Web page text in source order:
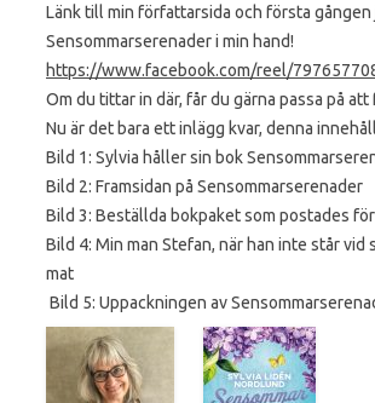
Länk till min författarsida och första gången
Sensommarserenader i min hand!
https://www.facebook.com/reel/
Om du tittar in där, får du gärna passa på att
Nu är det bara ett inlägg kvar, denna
Bild 1: Sylvia håller sin bok
Bild 2: Framsidan på Sensommarserenader
Bild 3: Beställda bokpaket som postades
Bild 4: Min man Stefan, när han inte står vid
mat
Bild 5: Uppackningen av